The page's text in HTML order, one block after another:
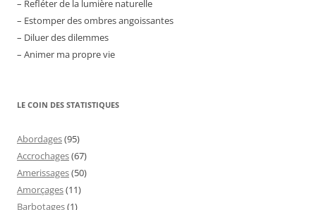
– Refléter de la lumière naturelle
– Estomper des ombres angoissantes
– Diluer des dilemmes
– Animer ma propre vie
LE COIN DES STATISTIQUES
Abordages(95)
Accrochages(67)
Amerissages(50)
Amorçages(11)
Barbotages(1)